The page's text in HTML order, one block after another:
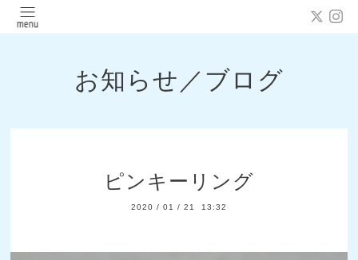
お知らせ／ブログ
ピンキーリング
2020 / 01 / 21 13:32